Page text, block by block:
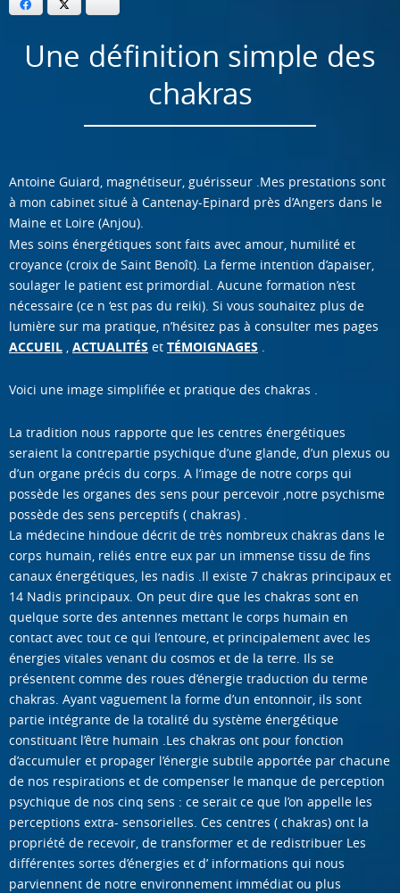
Facebook
Une définition simple des
chakras
Antoine Guiard, magnétiseur, guérisseur .Mes prestations sont
à mon cabinet situé à Cantenay-Epinard près d’Angers dans le
Maine et Loire (Anjou).
Mes soins énergétiques sont faits avec amour, humilité et
croyance (croix de Saint Benoît). La ferme intention d’apaiser,
soulager le patient est primordial. Aucune formation n’est
nécessaire (ce n ‘est pas du reiki). Si vous souhaitez plus de
lumière sur ma pratique, n’hésitez pas à consulter mes pages
ACCUEIL , ACTUALITÉS et TÉMOIGNAGES .
Voici une image simplifiée et pratique des chakras .
La tradition nous rapporte que les centres énergétiques
seraient la contrepartie psychique d’une glande, d’un plexus ou
d’un organe précis du corps. A l’image de notre corps qui
possède les organes des sens pour percevoir ,notre psychisme
possède des sens perceptifs ( chakras) .
La médecine hindoue décrit de très nombreux chakras dans le
corps humain, reliés entre eux par un immense tissu de fins
canaux énergétiques, les nadis .Il existe 7 chakras principaux et
14 Nadis principaux. On peut dire que les chakras sont en
quelque sorte des antennes mettant le corps humain en
contact avec tout ce qui l’entoure, et principalement avec les
énergies vitales venant du cosmos et de la terre. Ils se
présentent comme des roues d’énergie traduction du terme
chakras. Ayant vaguement la forme d’un entonnoir, ils sont
partie intégrante de la totalité du système énergétique
constituant l’être humain .Les chakras ont pour fonction
d’accumuler et propager l’énergie subtile apportée par chacune
de nos respirations et de compenser le manque de perception
psychique de nos cinq sens : ce serait ce que l’on appelle les
perceptions extra- sensorielles. Ces centres ( chakras) ont la
propriété de recevoir, de transformer et de redistribuer Les
différentes sortes d’énergies et d’ informations qui nous
parviennent de notre environnement immédiat ou plus